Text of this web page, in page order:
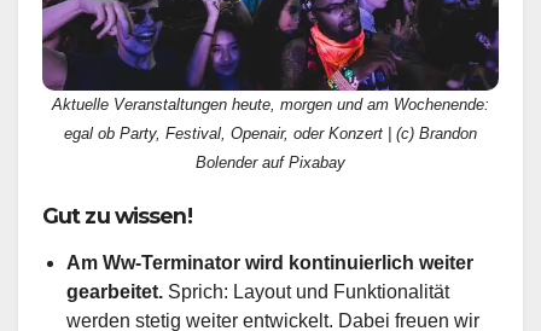
Aktuelle Veranstaltungen heute, morgen und am Wochenende:
egal ob Party, Festival, Openair, oder Konzert | (c) Brandon
Bolender auf Pixabay
Gut zu wissen!
Am Ww-Terminator wird kontinuierlich weiter
gearbeitet. Sprich: Layout und Funktionalität
werden stetig weiter entwickelt. Dabei freuen wir